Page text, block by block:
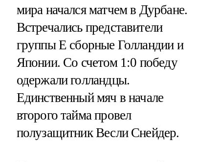
мира начался матчем в Дурбане.
Встречались представители
группы Е сборные Голландии и
Японии. Со счетом 1:0 победу
одержали голландцы.
Единственный мяч в начале
второго тайма провел
полузащитник Весли Снейдер.